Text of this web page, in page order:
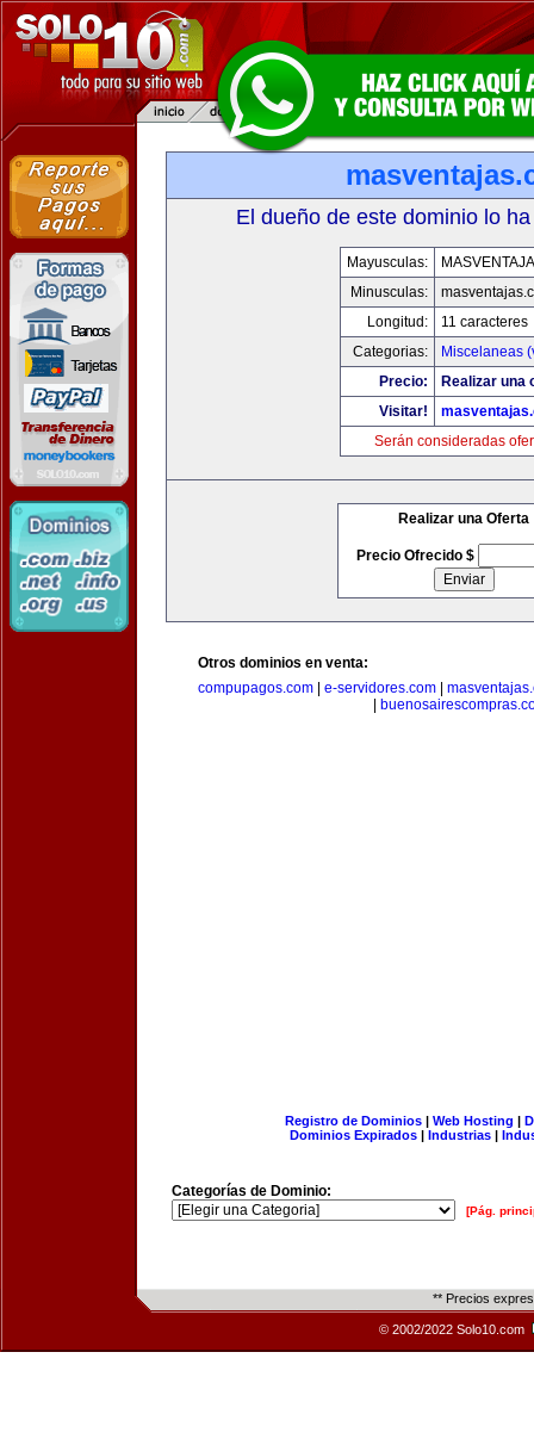
El dueño de este dominio lo
Mayusculas:
Minusculas:
Longitud:
11 caracteres
Categorias:
Miscelaneas
Precio:
Realizar una
Visitar!
Serán consideradas
Realizar una Oferta
Precio Ofrecido $
Otros dominios en venta:
compupagos.com
e-servidores.com
Registro de Dominios| Web Hosting |
Dominios Expirados | Industrias |
Categorías de Dominio:
[Pág.
** Precios
© 2002/2022 Solo10.com